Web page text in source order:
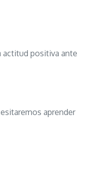
actitud positiva ante
aprender